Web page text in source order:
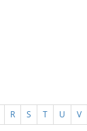
R S T U V